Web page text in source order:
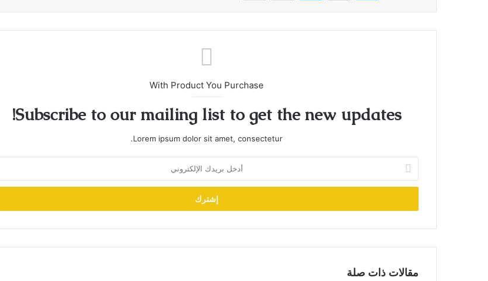
With Product You Purchase
Subscribe to our mailing list to get the new updates!
Lorem ipsum dolor sit amet, consectetur.
بريدك
الإلكتروني
مقالات ذات صلة